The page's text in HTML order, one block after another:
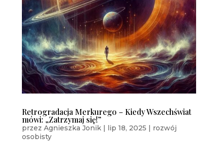
Retrogradacja Merkurego – Kiedy Wszechświat
mówi: „Zatrzymaj się!”
przez Agnieszka Jonik| lip 18, 2025
rozwój
osobisty